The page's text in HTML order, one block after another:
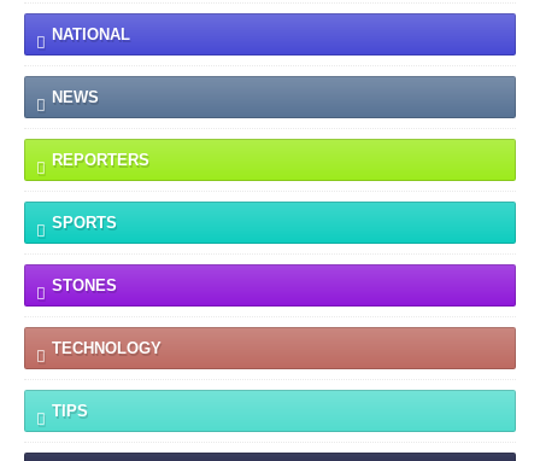
NATIONAL
NEWS
REPORTERS
SPORTS
STONES
TECHNOLOGY
TIPS